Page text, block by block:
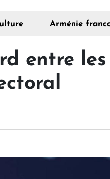
Arménie
entre